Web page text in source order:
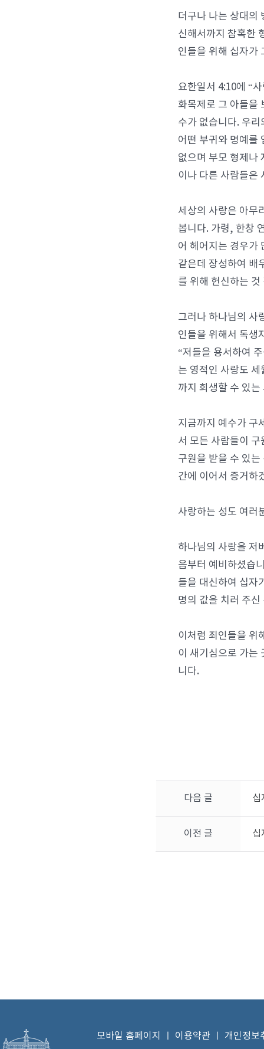
더구나 나는 상대의
신해서까지 참혹한
인들을 위해 십자가
요한일서 4:10에 “
화목제로 그 아들을
수가 없습니다. 우
어떤 부귀와 명예를
없으며 부모 형제나
이나 다른 사람들은
세상의 사랑은 아무
봅니다. 가령, 한창
어 헤어지는 경우가
같은데 장성하여 배
를 위해 헌신하는
그러나 하나님의 사
인들을 위해서 독생
“저들을 용서하여
는 영적인 사랑도
까지 희생할 수 있는
지금까지 예수가 구
서 모든 사람들이
구원을 받을 수 있
간에 이어서 증거하
사랑하는 성도 여러
하나님의 사랑을 저
음부터 예비하셨습
들을 대신하여 십자
명의 값을 치러 주신
이처럼 죄인들을 위
이 새기심으로 가는
니다.
다음 글 십
이전 글 십
모바일 홈페이지 이용약관
개인정보